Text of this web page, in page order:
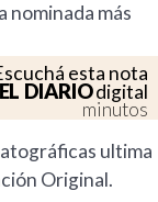
nominada más
esta nota
EL DIARIOdigital
minutos
ultima
Original.